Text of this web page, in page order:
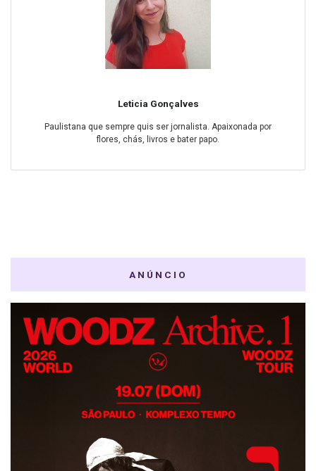
Leticia Gonçalves
Paulistana que sempre quis ser jornalista. Apaixonada por
flores, chás, livros e bater papo.
ANÚNCIO